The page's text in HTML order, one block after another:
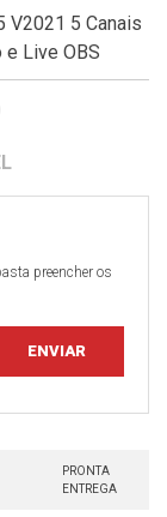
V2021 5 Canais
Live OBS
preencher os
PRONTA
ENTREGA